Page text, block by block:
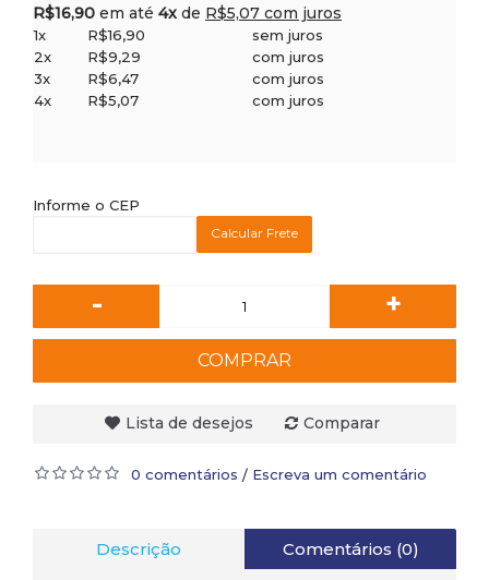
R$16,90 em até 4x de R$5,07 com juros
1x R$16,90
sem juros
2x
R$9,29
com juros
3x
R$6,47
com juros
4x
R$5,07 com juros
Informe o CEP
Calcular Frete
- +
COMPRAR
Lista de desejos Comparar
0 comentários / Escreva um comentário
Descrição Comentários (0)